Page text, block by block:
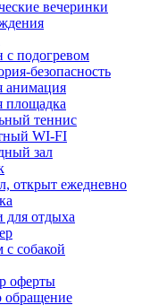
вечеринки
с подогревом
безопасность
анимация
площадка
теннис
WI-FI
зал
открыт ежедневно
для отдыха
собакой
оферты
обращение